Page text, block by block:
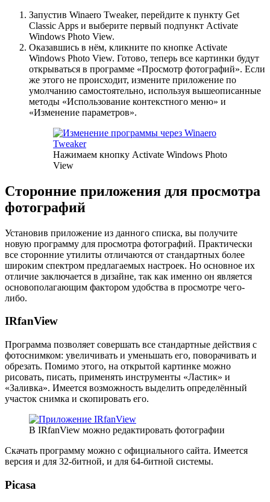
Запустив Winaero Tweaker, перейдите к пункту Get
Classic Apps и выберите первый подпункт Activate
Windows Photo View.
Оказавшись в нём, кликните по кнопке Activate
Windows Photo View. Готово, теперь все картинки будут
открываться в программе «Просмотр фотографий». Если
же этого не происходит, измените приложение по
умолчанию самостоятельно, используя вышеописанные
методы «Использование контекстного меню» и
«Изменение параметров».
Нажимаем кнопку Activate Windows Photo
View
Сторонние приложения для просмотра
фотографий
Установив приложение из данного списка, вы получите
новую программу для просмотра фотографий. Практически
все сторонние утилиты отличаются от стандартных более
широким спектром предлагаемых настроек. Но основное их
отличие заключается в дизайне, так как именно он является
основополагающим фактором удобства в просмотре чего-
либо.
IRfanView
Программа позволяет совершать все стандартные действия с
фотоснимком: увеличивать и уменьшать его, поворачивать и
обрезать. Помимо этого, на открытой картинке можно
рисовать, писать, применять инструменты «Ластик» и
«Заливка». Имеется возможность выделить определённый
участок снимка и скопировать его.
В IRfanView можно редактировать фотографии
Скачать программу можно с официального сайта. Имеется
версия и для 32-битной, и для 64-битной системы.
Picasa